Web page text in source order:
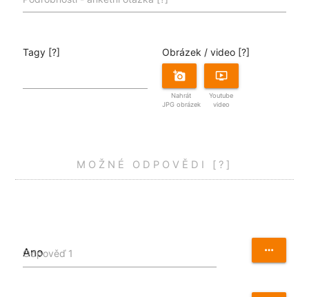
Tagy [?] Obrázek / video [?]
add_a_photo
Nahrát
JPG obrázek
ondemand_video
Youtube
video
MOŽNÉ ODPOVĚDI [?]
Odpověď 1 more_horiz